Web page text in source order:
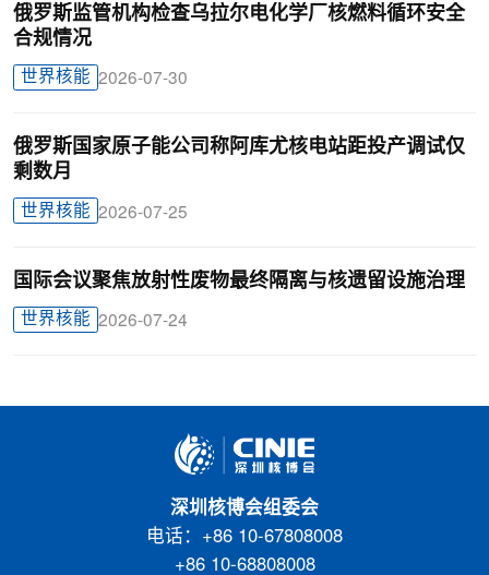
俄罗斯监管机构检查乌拉尔电化学厂核燃料循环安全
合规情况
世界核能 2026-07-30
俄罗斯国家原子能公司称阿库尤核电站距投产调试仅
剩数月
世界核能 2026-07-25
国际会议聚焦放射性废物最终隔离与核遗留设施治理
世界核能 2026-07-24
深圳核博会组委会
电话：+86 10-67808008
+86 10-68808008